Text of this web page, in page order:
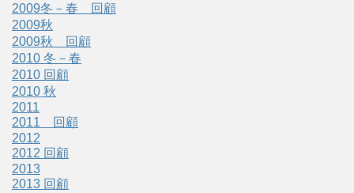
2009冬－春 回顧
2009秋
2009秋 回顧
2010 冬－春
2010 回顧
2010 秋
2011
2011 回顧
2012
2012 回顧
2013
2013 回顧